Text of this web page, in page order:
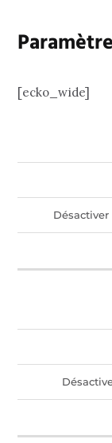
[ecko_wide]
Désactiver